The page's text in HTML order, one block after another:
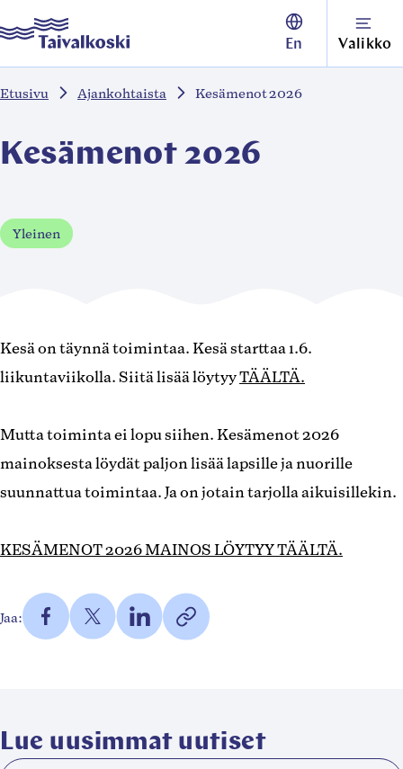
Siirry
suoraan
↓
Taivalkoski
En Valikko
Etusivu Ajankohtaista Kesämenot 2026
Kesämenot 2026
Yleinen
Kesä on täynnä toimintaa. Kesä starttaa 1.6.
liikuntaviikolla. Siitä lisää löytyyTÄÄLTÄ.
Mutta toiminta ei lopu siihen. Kesämenot 2026
mainoksesta löydät paljon lisää lapsille ja nuorille
suunnattua toimintaa. Ja on jotain tarjolla aikuisillekin.
KESÄMENOT 2026 MAINOS LÖYTYY TÄÄLTÄ.
Jaa:
Jaa
Facebookissa
Jaa
Twitterissä
Jaa
LinkedInissä
https://taivalkoski.fi/blog/
2026/
Lue uusimmat uutiset